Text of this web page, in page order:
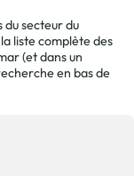
secteur du
liste complète des
(et dans un
en bas de